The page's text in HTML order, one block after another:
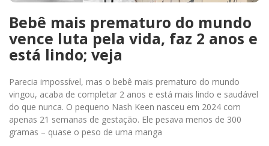
Bebê mais prematuro do mundo
vence luta pela vida, faz 2 anos e
está lindo; veja
Parecia impossível, mas o bebê mais prematuro do mundo
vingou, acaba de completar 2 anos e está mais lindo e saudável
do que nunca. O pequeno Nash Keen nasceu em 2024 com
apenas 21 semanas de gestação. Ele pesava menos de 300
gramas – quase o peso de uma manga